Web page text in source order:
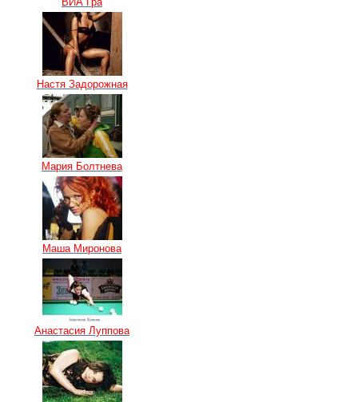
Настя Задорожная
Мария Болтнева
Маша Миронова
Анастасия Луппова